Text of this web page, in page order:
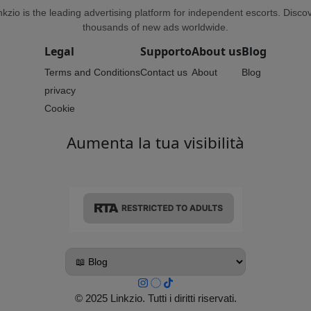
is the leading advertising platform for independent escorts.
thousands of new ads worldwide.
Legal
Terms and Conditions
privacy
Cookie
Supporto
Contact us
About us
About
Blog
Blog
Aumenta la tua visibilità
© 2025 Linkzio. Tutti i diritti riservati.